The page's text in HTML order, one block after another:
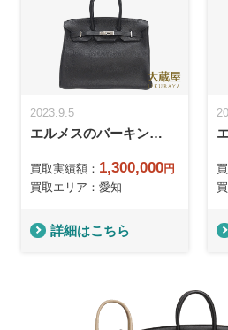
2023.9.5
エルメスのバーキン…
買取実績額： 1,300,000円
買取エリア：愛知
詳細はこちら